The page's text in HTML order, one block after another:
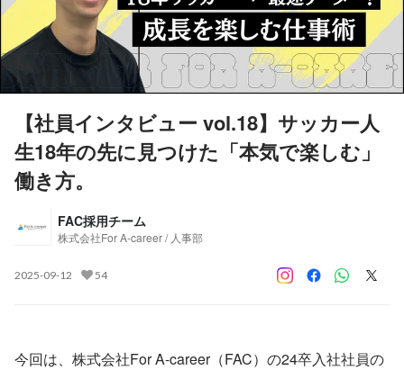
【社員インタビュー vol.18】サッカー人
生18年の先に見つけた「本気で楽しむ」
働き方。
FAC採用チーム
株式会社For A-career / 人事部
2025-09-12 54
今回は、株式会社For A-career（FAC）の24卒入社社員の